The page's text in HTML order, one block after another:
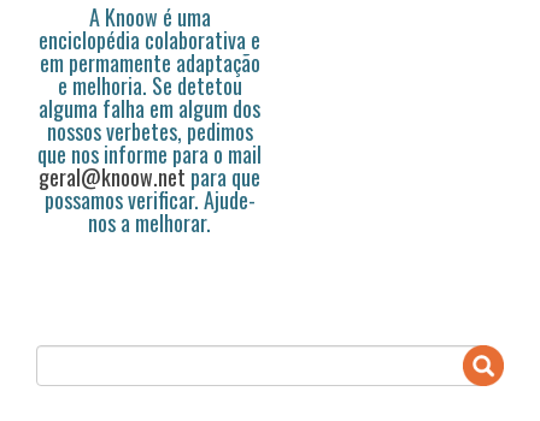
A Knoow é uma
enciclopédia colaborativa e
em permamente adaptação
e melhoria. Se detetou
alguma falha em algum dos
nossos verbetes, pedimos
que nos informe para o mail
geral@knoow.net para que
possamos verificar. Ajude-
nos a melhorar.